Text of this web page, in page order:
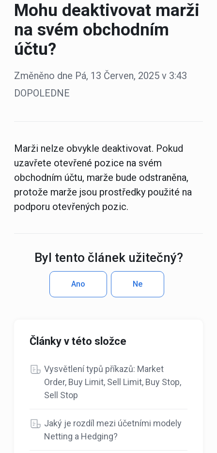
Mohu deaktivovat marži
na svém obchodním
účtu?
Změněno dne Pá, 13 Červen, 2025 v 3:43
DOPOLEDNE
Marži nelze obvykle deaktivovat. Pokud
uzavřete otevřené pozice na svém
obchodním účtu, marže bude odstraněna,
protože marže jsou prostředky použité na
podporu otevřených pozic.
Byl tento článek užitečný?
Ne
Ano
Články v této složce
Vysvětlení typů příkazů: Market
Order, Buy Limit, Sell Limit, Buy Stop,
Sell Stop
Jaký je rozdíl mezi účetními modely
Netting a Hedging?